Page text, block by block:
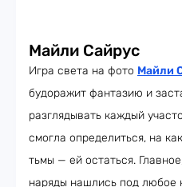
Майли Сайрус
Игра света на фото Майли
будоражит фантазию и
разглядывать каждый
смогла определиться, на
тьмы — ей остаться.
наряды нашлись под любое